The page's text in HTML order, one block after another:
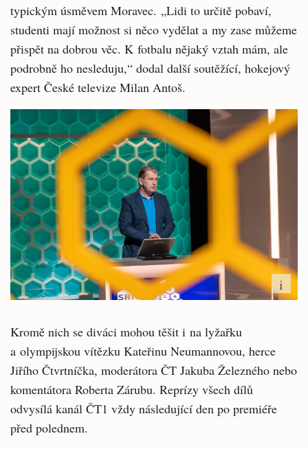
typickým úsměvem Moravec. „Lidi to určitě pobaví,
studenti mají možnost si něco vydělat a my zase můžeme
přispět na dobrou věc. K fotbalu nějaký vztah mám, ale
podrobně ho nesleduju,“ dodal další soutěžící, hokejový
expert České televize Milan Antoš.
i
Kromě nich se diváci mohou těšit i na lyžařku
a olympijskou vítězku Kateřinu Neumannovou, herce
Jiřího Čtvrtníčka, moderátora ČT Jakuba Železného nebo
komentátora Roberta Zárubu. Reprízy všech dílů
odvysílá kanál ČT1 vždy následující den po premiéře
před polednem.